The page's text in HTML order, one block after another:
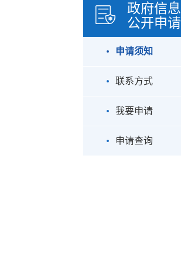
政府信息
公开申请
申请须知
联系方式
我要申请
申请查询